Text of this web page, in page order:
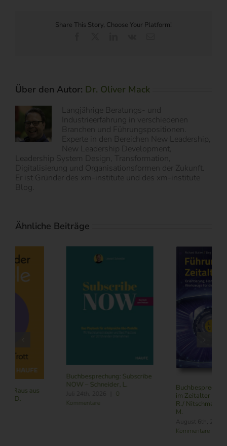
Share This Story, Choose Your Platform!
Über den Autor: Dr. Oliver Mack
Langjährige Beratungs- und
Industrieerfahrung in verschiedenen
Branchen und Führungspositionen.
Experte in den Bereichen New Leadership,
New Leadership Development,
Leadership System Design, Transformation,
Digitalisierung und Organisationsformen der Zukunft.
Er ist Gründer des xm-institute und des xm-institute
Blog.
Ähnliche Beiträge
Buchbesprechung: Subscribe
NOW – Schneider, L.
Juli 24th, 2026
Kommentare
Buchbesprechung: Führung
im Zeitalter von KI – Butler,
R./ Nitschmann, J./ Becking,
|